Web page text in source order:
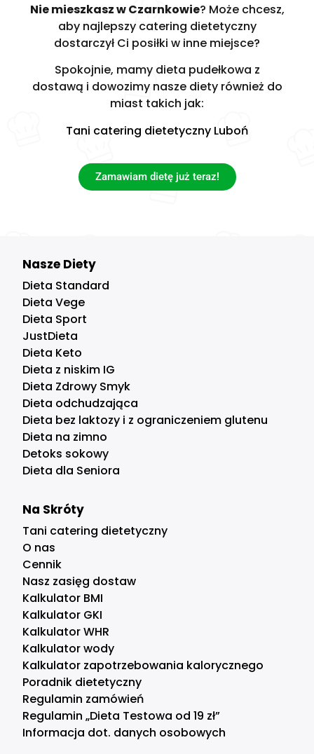
Nie mieszkasz w Czarnkowie? Może chcesz,
aby najlepszy catering dietetyczny
dostarczył Ci posiłki w inne miejsce?
Spokojnie, mamy dieta pudełkowa z
dostawą i dowozimy nasze diety również do
miast takich jak:
Tani catering dietetyczny Luboń
Zamawiam dietę już teraz!
Nasze Diety
Dieta Standard
Dieta Vege
Dieta Sport
JustDieta
Dieta Keto
Dieta z niskim IG
Dieta Zdrowy Smyk
Dieta odchudzająca
Dieta bez laktozy i z ograniczeniem glutenu
Dieta na zimno
Detoks sokowy
Dieta dla Seniora
Na Skróty
Tani catering dietetyczny
O nas
Cennik
Nasz zasięg dostaw
Kalkulator BMI
Kalkulator GKI
Kalkulator WHR
Kalkulator wody
Kalkulator zapotrzebowania kalorycznego
Poradnik dietetyczny
Regulamin zamówień
Regulamin „Dieta Testowa od 19 zł”
Informacja dot. danych osobowych